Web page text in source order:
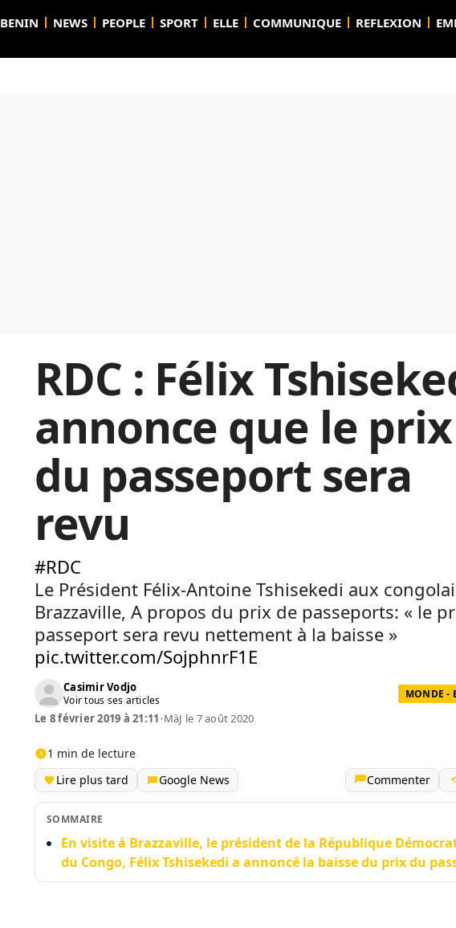
BENIN NEWS PEOPLE SPORT ELLE COMMUNIQUE REFLEXION
RDC : Félix
annonce que le prix
du passeport sera
revu
#RDC
Le Président Félix-Antoine Tshisekedi aux
Brazzaville, A propos du prix de passeports: « le
passeport sera revu nettement à la baisse »
pic.twitter.com/SojphnrF1E
Casimir Vodjo
Voir tous ses articles MONDE -
Le 8 février 2019 à 21:11•MàJ le 7 août 2020
1 min de lecture
Lire plus tard
Google News Commenter
SOMMAIRE
En visite à Brazzaville, le président de la République
du Congo, Félix Tshisekedi a annoncé la baisse du prix du